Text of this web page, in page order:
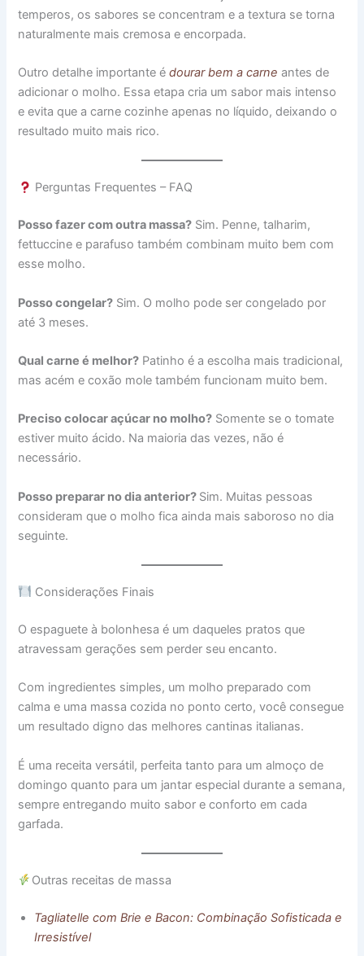
temperos, os sabores se concentram e a textura se torna
naturalmente mais cremosa e encorpada.
Outro detalhe importante édourar bem a carne antes de
adicionar o molho. Essa etapa cria um sabor mais intenso
e evita que a carne cozinhe apenas no líquido, deixando o
resultado muito mais rico.
Perguntas Frequentes – FAQ
Posso fazer com outra massa? Sim. Penne, talharim,
fettuccine e parafuso também combinam muito bem com
esse molho.
Posso congelar? Sim. O molho pode ser congelado por
até 3 meses.
Qual carne é melhor? Patinho é a escolha mais tradicional,
mas acém e coxão mole também funcionam muito bem.
Preciso colocar açúcar no molho? Somente se o tomate
estiver muito ácido. Na maioria das vezes, não é
necessário.
Posso preparar no dia anterior? Sim. Muitas pessoas
consideram que o molho fica ainda mais saboroso no dia
seguinte.
Considerações Finais
O espaguete à bolonhesa é um daqueles pratos que
atravessam gerações sem perder seu encanto.
Com ingredientes simples, um molho preparado com
calma e uma massa cozida no ponto certo, você consegue
um resultado digno das melhores cantinas italianas.
É uma receita versátil, perfeita tanto para um almoço de
domingo quanto para um jantar especial durante a semana,
sempre entregando muito sabor e conforto em cada
garfada.
Outras receitas de massa
Tagliatelle com Brie e Bacon: Combinação Sofisticada e
Irresistível